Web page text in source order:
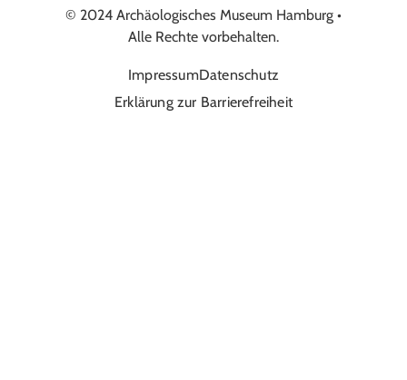
© 2024 Archäologisches Museum Hamburg •
Alle Rechte vorbehalten.
ImpressumDatenschutz
Erklärung zur Barrierefreiheit